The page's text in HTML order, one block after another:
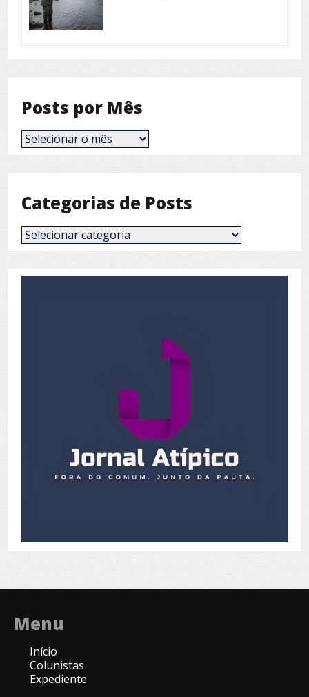
Posts por Mês
Posts
por
Categorias de Posts
Categorias
de
Menu
Início
Colunistas
Expediente